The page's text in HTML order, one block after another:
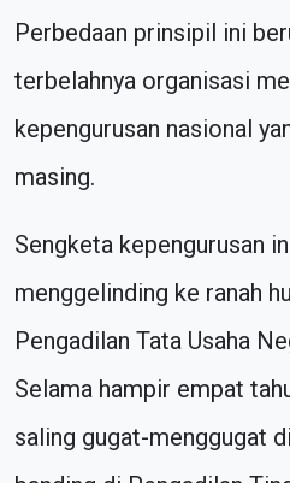
Perbedaan prinsipil ini
terbelahnya organisasi
kepengurusan nasional
masing.
Sengketa kepengurusan
menggelinding ke ranah
Pengadilan Tata Usaha
Selama hampir empat
saling gugat-menggugat